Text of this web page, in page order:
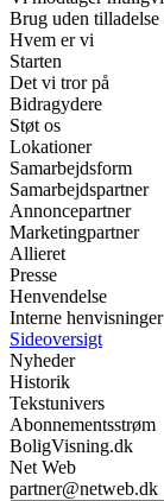
Brug uden
Hvem er vi
Starten
Det vi tror på
Bidragydere
Støt os
Lokationer
Samarbejdsform
Samarbejdspartner
Annoncepartner
Marketingpartner
Allieret
Presse
Henvendelse
Interne henvisninger
Sideoversigt
Nyheder
Historik
Tekstunivers
Abonnementsstrøm
BoligVisning.dk
Net Web
partner@netweb.dk